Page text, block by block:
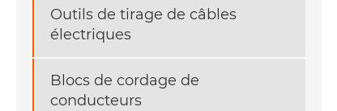
Outils de tirage de câbles
électriques
Blocs de cordage de
conducteurs